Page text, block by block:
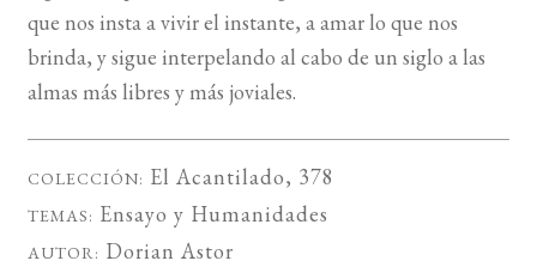
que nos insta a vivir el instante, a amar lo que nos
brinda, y sigue interpelando al cabo de un siglo a las
almas más libres y más joviales.
COLECCIÓN: El Acantilado, 378
TEMAS: Ensayo y Humanidades
AUTOR: Dorian Astor